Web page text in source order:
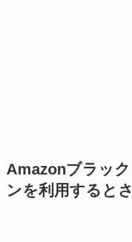
Amazonブラッ
ンを利用すると